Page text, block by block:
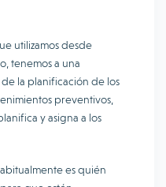
utilizamos desde
tenemos a una
la planificación de los
preventivos,
y asigna a los
es quién